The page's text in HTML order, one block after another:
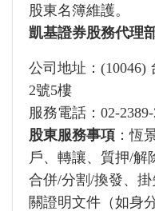
股東名簿維護。
凱基證券股務代理
公司地址：(10046)
2號5樓
服務電話：02-
股東服務事項 ：恆
戶、轉讓、質押/解
合併/分割/換發、
關證明文件（如身